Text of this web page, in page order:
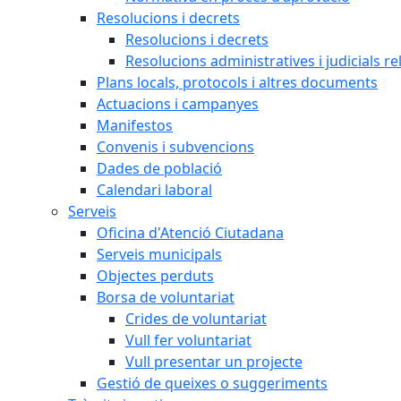
Resolucions i decrets
Resolucions i decrets
Resolucions administratives i judicials
Plans locals, protocols i altres documents
Actuacions i campanyes
Manifestos
Convenis i subvencions
Dades de població
Calendari laboral
Serveis
Oficina d'Atenció Ciutadana
Serveis municipals
Objectes perduts
Borsa de voluntariat
Crides de voluntariat
Vull fer voluntariat
Vull presentar un projecte
Gestió de queixes o suggeriments